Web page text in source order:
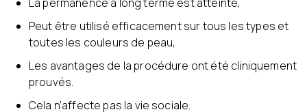
Peut être utilisé efficacement sur tous les types et
toutes les couleurs de peau,
Les avantages de la procédure ont été cliniquement
prouvés.
Cela n’affecte pas la vie sociale.